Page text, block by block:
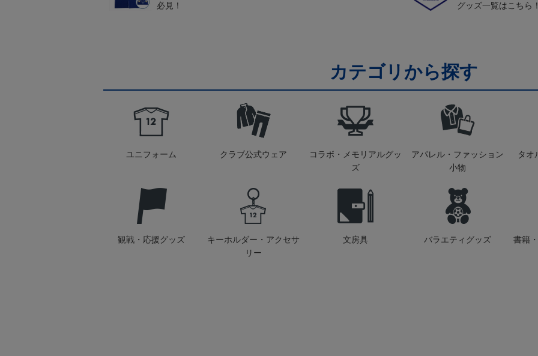
必見！
グッズ一覧はこちら
カテゴリから探す
ユニフォーム クラブ公式ウェア
コラボ・メモリアルグッ
ズ
アパレル・ファッション
小物
タオ
観戦・応援グッズ
キーホルダー・アクセサ
リー
文房具 バラエティグッズ 書籍